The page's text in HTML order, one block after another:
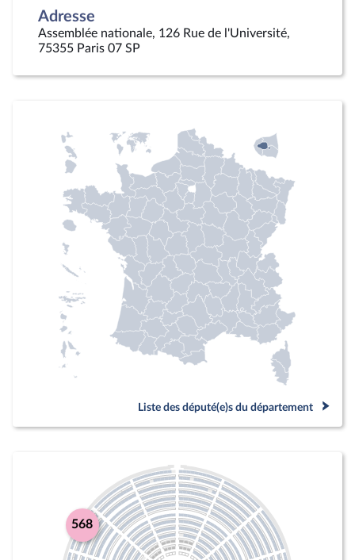
Adresse
Assemblée nationale, 126 Rue de l'Université,
75355 Paris 07 SP
Liste des député(e)s du département
568